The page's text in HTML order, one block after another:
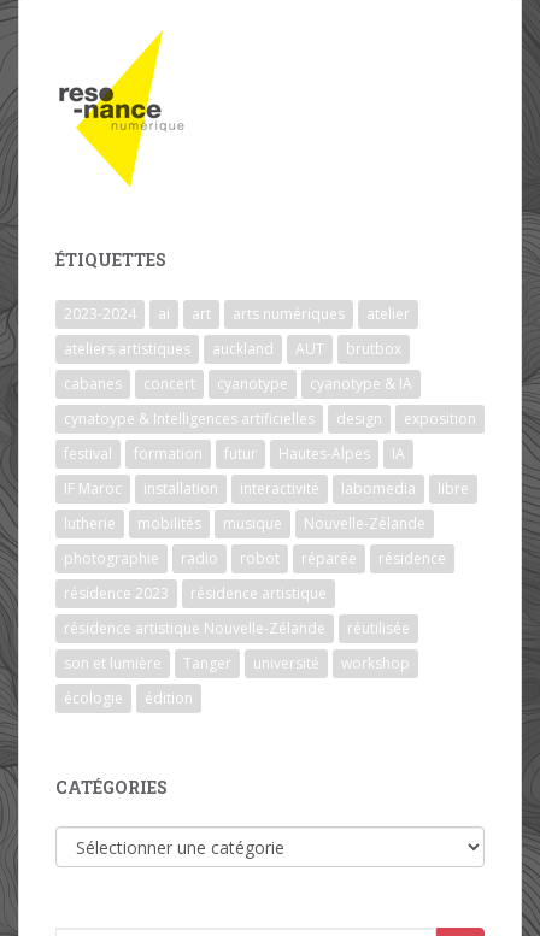
ÉTIQUETTES
2023-2024 ai art arts numériques
atelier
ateliers artistiques
auckland AUT
brutbox
cabanes
concert cyanotype
cyanotype & IA
cynatoype & Intelligences artificielles
design
exposition
festival
formation futur Hautes-Alpes
IA
IF Maroc
installation interactivité labomedia
libre
lutherie
mobilités musique
Nouvelle-Zélande
photographie
radio robot réparée
résidence
résidence 2023
résidence artistique
résidence artistique Nouvelle-Zélande
réutilisée
son et lumière
Tanger université
workshop
écologie
édition
CATÉGORIES
Catégories